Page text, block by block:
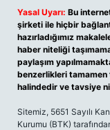
Yasal Uyarı: Bu
şirketi ile hiçbir
hazırladığımız
haber niteliği
paylaşım
benzerlikleri
halindedir ve tavsiye
Sitemiz, 5651 Sayılı
Kurumu (BTK)